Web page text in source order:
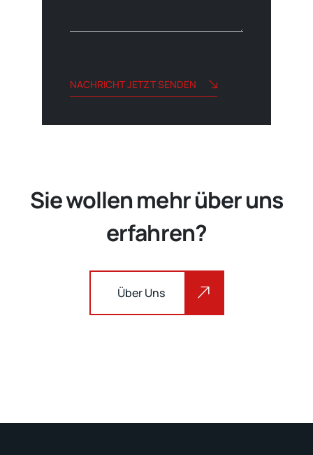
t
NACHRICHT JETZT SENDEN
Sie wollen mehr über uns
erfahren?
Über Uns